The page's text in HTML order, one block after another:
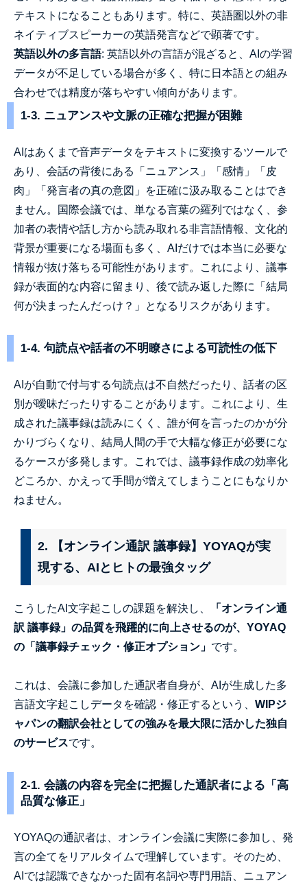
テキストになることもあります。特に、英語圏以外の非
ネイティブスピーカーの英語発言などで顕著です。
英語以外の多言語: 英語以外の言語が混ざると、AIの学習
データが不足している場合が多く、特に日本語との組み
合わせでは精度が落ちやすい傾向があります。
1-3. ニュアンスや文脈の正確な把握が困難
AIはあくまで音声データをテキストに変換するツールで
あり、会話の背後にある「ニュアンス」「感情」「皮
肉」「発言者の真の意図」を正確に汲み取ることはでき
ません。国際会議では、単なる言葉の羅列ではなく、参
加者の表情や話し方から読み取れる非言語情報、文化的
背景が重要になる場面も多く、AIだけでは本当に必要な
情報が抜け落ちる可能性があります。これにより、議事
録が表面的な内容に留まり、後で読み返した際に「結局
何が決まったんだっけ？」となるリスクがあります。
1-4. 句読点や話者の不明瞭さによる可読性の低下
AIが自動で付与する句読点は不自然だったり、話者の区
別が曖昧だったりすることがあります。これにより、生
成された議事録は読みにくく、誰が何を言ったのかが分
かりづらくなり、結局人間の手で大幅な修正が必要にな
るケースが多発します。これでは、議事録作成の効率化
どころか、かえって手間が増えてしまうことにもなりか
ねません。
2. 【オンライン通訳 議事録】YOYAQが実
現する、AIとヒトの最強タッグ
こうしたAI文字起こしの課題を解決し、
「オンライン通
訳 議事録」の品質を飛躍的に向上させるのが、YOYAQ
の「議事録チェック・修正オプション」 です。
これは、会議に参加した通訳者自身が、AIが生成した多
言語文字起こしデータを確認・修正するという、 WIPジ
ャパンの翻訳会社としての強みを最大限に活かした独自
のサービスです。
2-1. 会議の内容を完全に把握した通訳者による「高
品質な修正」
YOYAQの通訳者は、オンライン会議に実際に参加し、発
言の全てをリアルタイムで理解しています。そのため、
AIでは認識できなかった固有名詞や専門用語、ニュアン